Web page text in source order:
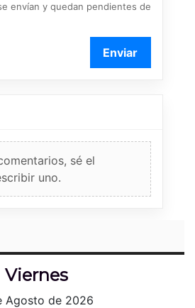
envían y quedan pendientes de
Enviar
sé el
uno.
Viernes
Agosto de 2026